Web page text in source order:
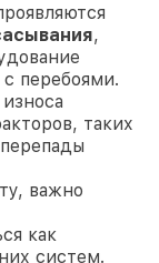
,
с перебоями.
таких
важно
как
систем.